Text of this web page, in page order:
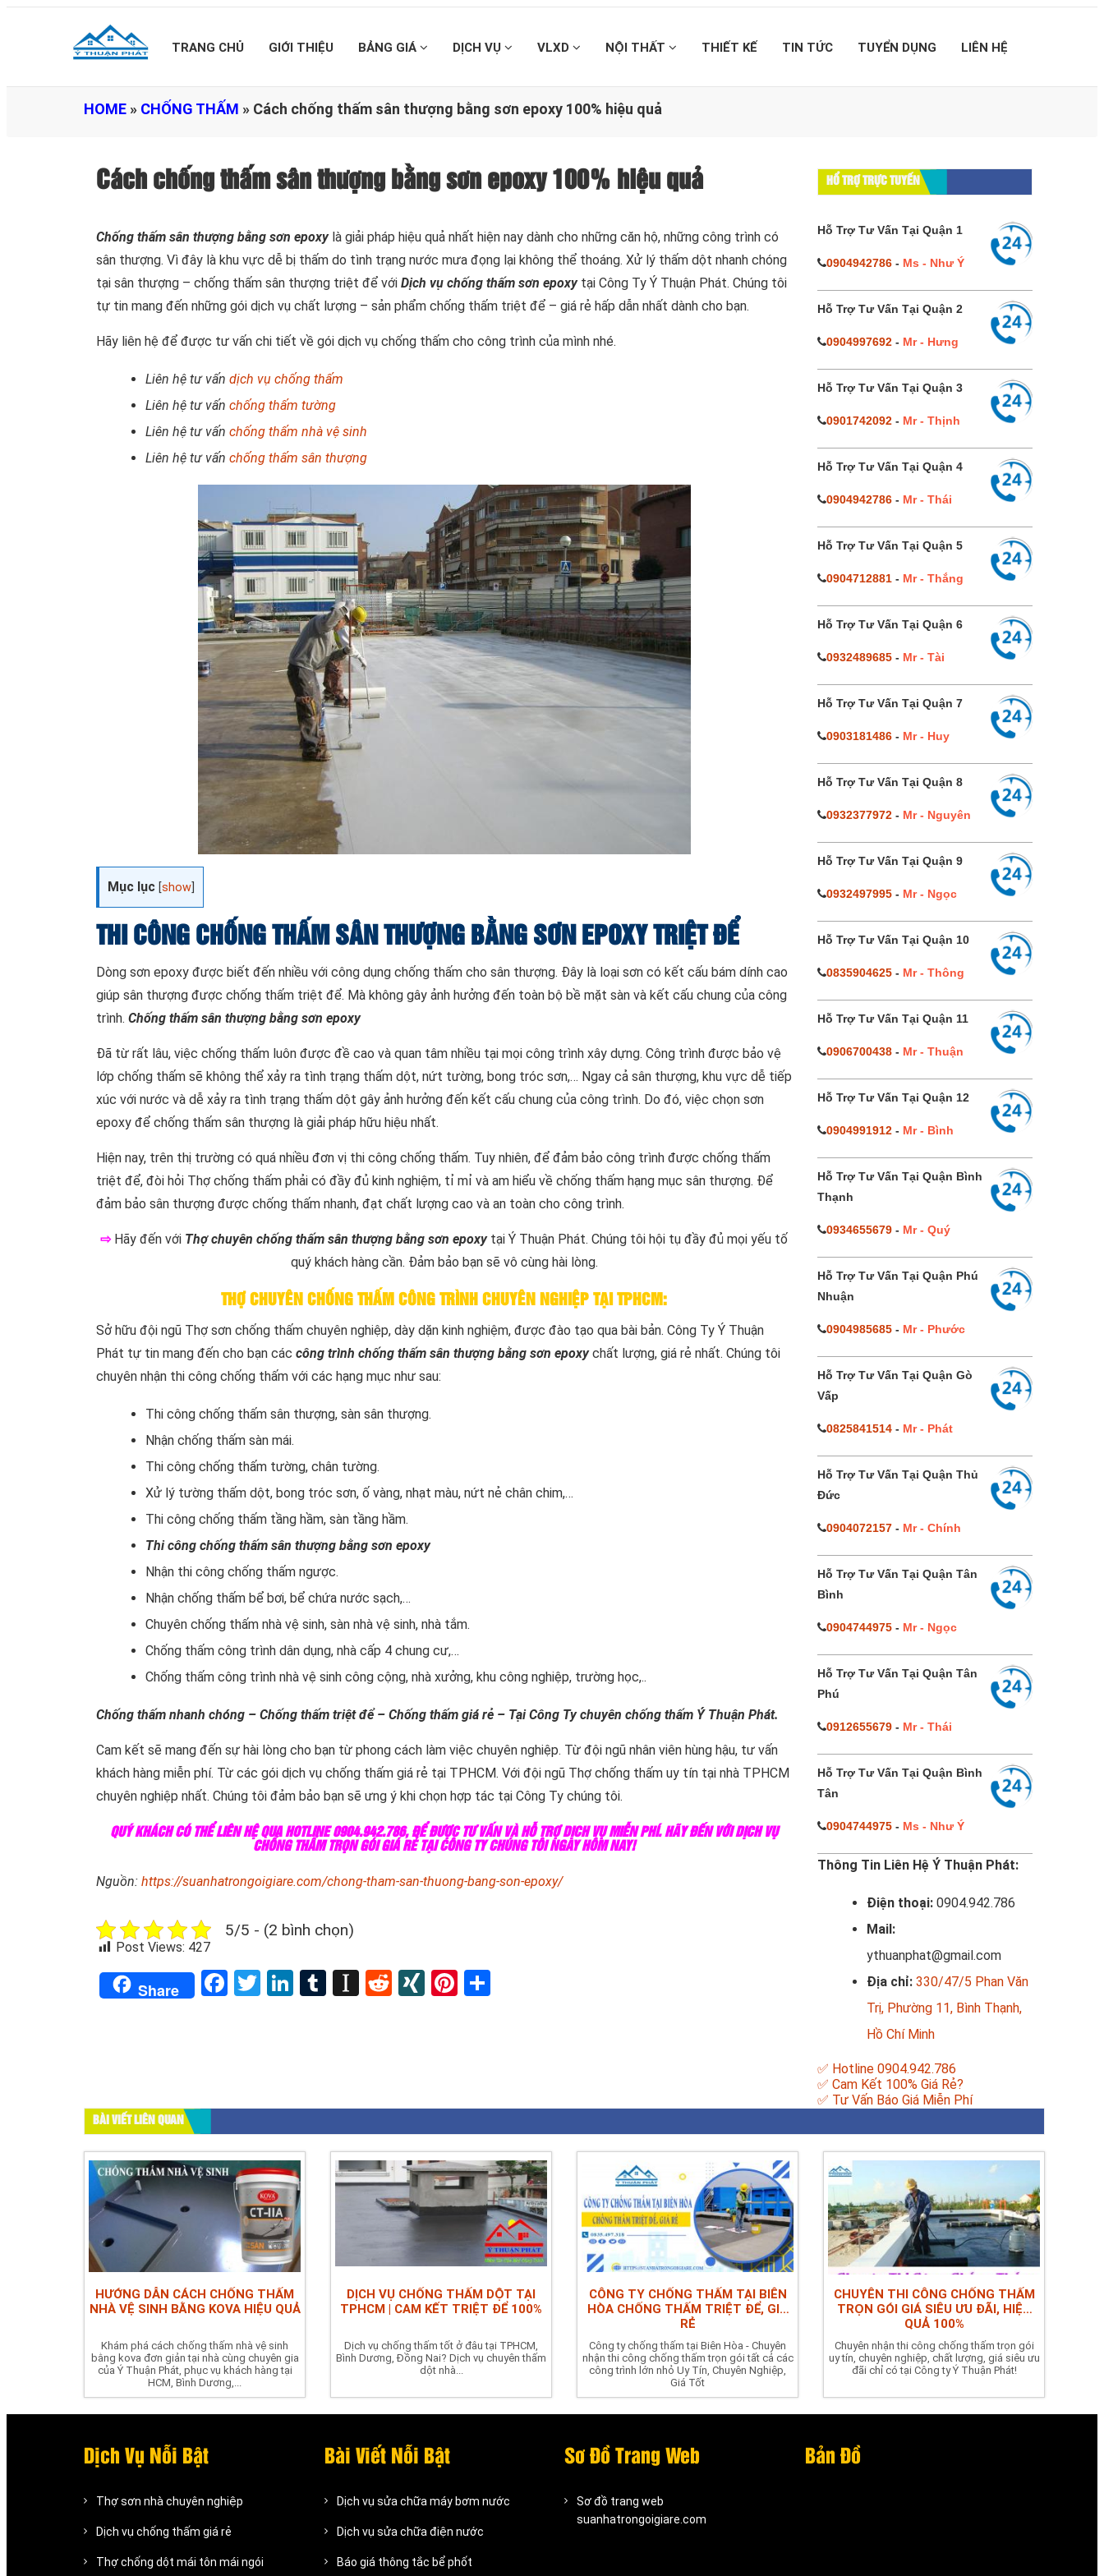
TRANG CHỦ GIỚI THIỆU BẢNG GIÁ DỊCH VỤ VLXD NỘI THẤT THIẾT KẾ TIN TỨC TUYỂN DỤNG LIÊN HỆ
HOME » CHỐNG THẤM » Cách chống thấm sân thượng bằng sơn epoxy 100% hiệu quả
Cách chống thấm sân thượng bằng sơn epoxy 100% hiệu quả
Chống thấm sân thượng bằng sơn epoxylà giải pháp hiệu quả nhất hiện nay dành cho những căn hộ, những công trình có
sân thượng. Vì đây là khu vực dễ bị thấm do tình trạng nước mưa đọng lại không thể thoáng. Xử lý thấm dột nhanh chóng
tại sân thượng – chống thấm sân thượng triệt để với Dịch vụ chống thấm sơn epoxytại Công Ty Ý Thuận Phát. Chúng tôi
tự tin mang đến những gói dịch vụ chất lượng – sản phẩm chống thấm triệt để – giá rẻ hấp dẫn nhất dành cho bạn.
Hãy liên hệ để được tư vấn chi tiết về gói dịch vụ chống thấm cho công trình của mình nhé.
Liên hệ tư vấn dịch vụ chống thấm
Liên hệ tư vấn chống thấm tường
Liên hệ tư vấn chống thấm nhà vệ sinh
Liên hệ tư vấn chống thấm sân thượng
Mục lục [show
THI CÔNG CHỐNG THẤM SÂN THƯỢNG BẰNG SƠN EPOXY TRIỆT ĐỂ
Dòng sơn epoxy được biết đến nhiều với công dụng chống thấm cho sân thượng. Đây là loại sơn có kết cấu bám dính cao
giúp sân thượng được chống thấm triệt để. Mà không gây ảnh hưởng đến toàn bộ bề mặt sàn và kết cấu chung của công
trình. Chống thấm sân thượng bằng sơn epoxy
Đã từ rất lâu, việc chống thấm luôn được đề cao và quan tâm nhiều tại mọi công trình xây dựng. Công trình được bảo vệ
lớp chống thấm sẽ không thể xảy ra tình trạng thấm dột, nứt tường, bong tróc sơn,… Ngay cả sân thượng, khu vực dễ tiếp
xúc với nước và dễ xảy ra tình trạng thấm dột gây ảnh hưởng đến kết cấu chung của công trình. Do đó, việc chọn sơn
epoxy để chống thấm sân thượng là giải pháp hữu hiệu nhất.
Hiện nay, trên thị trường có quá nhiều đơn vị thi công chống thấm. Tuy nhiên, để đảm bảo công trình được chống thấm
triệt để, đòi hỏi Thợ chống thấm phải có đầy đủ kinh nghiệm, tỉ mỉ và am hiểu về chống thấm hạng mục sân thượng. Để
đảm bảo sân thượng được chống thấm nhanh, đạt chất lượng cao và an toàn cho công trình.
⇨ Hãy đến với Thợ chuyên chống thấm sân thượng bằng sơn epoxytại Ý Thuận Phát. Chúng tôi hội tụ đầy đủ mọi yếu tố
quý khách hàng cần. Đảm bảo bạn sẽ vô cùng hài lòng.
THỢ CHUYÊN CHỐNG THẤM CÔNG TRÌNH CHUYÊN NGHIỆP TẠI TPHCM:
Sở hữu đội ngũ Thợ sơn chống thấm chuyên nghiệp, dày dặn kinh nghiệm, được đào tạo qua bài bản. Công Ty Ý Thuận
Phát tự tin mang đến cho bạn các công trình chống thấm sân thượng bằng sơn epoxychất lượng, giá rẻ nhất. Chúng tôi
chuyên nhận thi công chống thấm với các hạng mục như sau:
Thi công chống thấm sân thượng, sàn sân thượng.
Nhận chống thấm sàn mái.
Thi công chống thấm tường, chân tường.
Xử lý tường thấm dột, bong tróc sơn, ố vàng, nhạt màu, nứt nẻ chân chim,…
Thi công chống thấm tầng hầm, sàn tầng hầm.
Thi công chống thấm sân thượng bằng sơn epoxy
Nhận thi công chống thấm ngược.
Nhận chống thấm bể bơi, bể chứa nước sạch,…
Chuyên chống thấm nhà vệ sinh, sàn nhà vệ sinh, nhà tắm.
Chống thấm công trình dân dụng, nhà cấp 4 chung cư,…
Chống thấm công trình nhà vệ sinh công cộng, nhà xưởng, khu công nghiệp, trường học,..
Chống thấm nhanh chóng – Chống thấm triệt để – Chống thấm giá rẻ – Tại Công Ty chuyên chống thấm Ý Thuận Phát.
Cam kết sẽ mang đến sự hài lòng cho bạn từ phong cách làm việc chuyên nghiệp. Từ đội ngũ nhân viên hùng hậu, tư vấn
khách hàng miễn phí. Từ các gói dịch vụ chống thấm giá rẻ tại TPHCM. Với đội ngũ Thợ chống thấm uy tín tại nhà TPHCM
chuyên nghiệp nhất. Chúng tôi đảm bảo bạn sẽ ưng ý khi chọn hợp tác tại Công Ty chúng tôi.
QUÝ KHÁCH CÓ THỂ LIÊN HỆ QUA HOTLINE 0904.942.786, ĐỂ ĐƯỢC TƯ VẤN VÀ HỖ TRỢ DỊCH VỤ MIỄN PHÍ. HÃY ĐẾN VỚI DỊCH VỤ
CHỐNG THẤM TRỌN GÓI GIÁ RẺ TẠI CÔNG TY CHÚNG TÔI NGAY HÔM NAY!
Nguồn: https://suanhatrongoigiare.com/chong-tham-san-thuong-bang-son-epoxy/
5/5 - (2 bình chọn)
Post Views: 427
Share Facebook
TwitterLinkedIn
Tumblr
Instapaper
RedditXINGPinterest
HỔ TRỢ TRỰC TUYẾN
Hỗ Trợ Tư Vấn Tại Quận 1
0904942786- Ms - Như Ý
Hỗ Trợ Tư Vấn Tại Quận 2
0904997692- Mr - Hưng
Hỗ Trợ Tư Vấn Tại Quận 3
0901742092- Mr - Thịnh
Hỗ Trợ Tư Vấn Tại Quận 4
0904942786- Mr - Thái
Hỗ Trợ Tư Vấn Tại Quận 5
0904712881- Mr - Thắng
Hỗ Trợ Tư Vấn Tại Quận 6
0932489685- Mr - Tài
Hỗ Trợ Tư Vấn Tại Quận 7
0903181486- Mr - Huy
Hỗ Trợ Tư Vấn Tại Quận 8
0932377972- Mr - Nguyên
Hỗ Trợ Tư Vấn Tại Quận 9
0932497995- Mr - Ngọc
Hỗ Trợ Tư Vấn Tại Quận 10
0835904625- Mr - Thông
Hỗ Trợ Tư Vấn Tại Quận 11
0906700438- Mr - Thuận
Hỗ Trợ Tư Vấn Tại Quận 12
0904991912- Mr - Bình
Hỗ Trợ Tư Vấn Tại Quận Bình
Thạnh
0934655679- Mr - Quý
Hỗ Trợ Tư Vấn Tại Quận Phú
Nhuận
0904985685- Mr - Phước
Hỗ Trợ Tư Vấn Tại Quận Gò
Vấp
0825841514- Mr - Phát
Hỗ Trợ Tư Vấn Tại Quận Thủ
Đức
0904072157- Mr - Chính
Hỗ Trợ Tư Vấn Tại Quận Tân
Bình
0904744975- Mr - Ngọc
Hỗ Trợ Tư Vấn Tại Quận Tân
Phú
0912655679- Mr - Thái
Hỗ Trợ Tư Vấn Tại Quận Bình
Tân
0904744975- Ms - Như Ý
Thông Tin Liên Hệ Ý Thuận Phát:
Điện thoại: 0904.942.786
Mail:
ythuanphat@gmail.com
Địa chỉ: 330/47/5 Phan Văn
Trị, Phường 11, Bình Thạnh,
Hồ Chí Minh
✅ Hotline 0904.942.786
✅ Cam Kết 100% Giá Rẻ?
✅ Tư Vấn Báo Giá Miễn Phí
BÀI VIẾT LIÊN QUAN
HƯỚNG DẪN CÁCH CHỐNG THẤM
NHÀ VỆ SINH BẰNG KOVA HIỆU QUẢ
Khám phá cách chống thấm nhà vệ sinh
bằng kova đơn giản tại nhà cùng chuyên gia
của Ý Thuận Phát, phục vụ khách hàng tại
HCM, Bình Dương,...
DỊCH VỤ CHỐNG THẤM DỘT TẠI
TPHCM | CAM KẾT TRIỆT ĐỂ 100%
Dịch vụ chống thấm tốt ở đâu tại TPHCM,
Bình Dương, Đồng Nai? Dịch vụ chuyên thấm
dột nhà...
CÔNG TY CHỐNG THẤM TẠI BIÊN
HÒA CHỐNG THẤM TRIỆT ĐỂ, GIÁ
RẺ
Công ty chống thấm tại Biên Hòa - Chuyên
nhận thi công chống thấm trọn gói tất cả các
công trình lớn nhỏ Uy Tín, Chuyên Nghiệp,
Giá Tốt
CHUYÊN THI CÔNG CHỐNG THẤM
TRỌN GÓI GIÁ SIÊU ƯU ĐÃI, HIỆU
QUẢ 100%
Chuyên nhận thi công chống thấm trọn gói
uy tín, chuyên nghiệp, chất lượng, giá siêu ưu
đãi chỉ có tại Công ty Ý Thuận Phát!
Dịch Vụ Nỗi Bật
Thợ sơn nhà chuyên nghiệp
Dịch vụ chống thấm giá rẻ
Thợ chống dột mái tôn mái ngói
Bài Viết Nỗi Bật
Dịch vụ sửa chữa máy bơm nước
Dịch vụ sửa chữa điện nước
Báo giá thông tắc bể phốt
Sơ Đồ Trang Web
Sơ đồ trang web
suanhatrongoigiare.com
Bản Đồ